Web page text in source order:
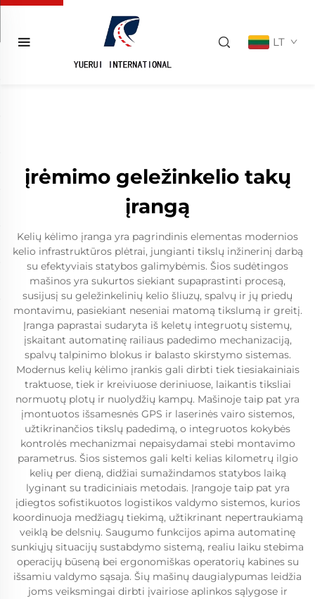
LT
įrėmimo geležinkelio takų
įrangą
Kelių kėlimo įranga yra pagrindinis elementas modernios
kelio infrastruktūros plėtrai, jungianti tikslų inžinerinį darbą
su efektyviais statybos galimybėmis. Šios sudėtingos
mašinos yra sukurtos siekiant supaprastinti procesą,
susijusį su geležinkelinių kelio šliuzų, spalvų ir jų priedų
montavimu, pasiekiant neseniai matomą tikslumą ir greitį.
Įranga paprastai sudaryta iš keletų integruotų sistemų,
įskaitant automatinę railiaus padedimo mechanizaciją,
spalvų talpinimo blokus ir balasto skirstymo sistemas.
Modernus kelių kėlimo įrankis gali dirbti tiek tiesiakainiais
traktuose, tiek ir kreiviuose deriniuose, laikantis tiksliai
normuotų plotų ir nuolydžių kampų. Mašinoje taip pat yra
įmontuotos išsamesnės GPS ir laserinės vairo sistemos,
užtikrinančios tikslų padedimą, o integruotos kokybės
kontrolės mechanizmai nepaisydamai stebi montavimo
parametrus. Šios sistemos gali kelti kelias kilometrų ilgio
kelių per dieną, didžiai sumažindamos statybos laiką
lyginant su tradiciniais metodais. Įrangoje taip pat yra
įdiegtos sofistikuotos logistikos valdymo sistemos, kurios
koordinuoja medžiagų tiekimą, užtikrinant nepertraukiamą
veiklą be delsnių. Saugumo funkcijos apima automatinę
sunkiųjų situacijų sustabdymo sistemą, realiu laiku stebima
operacijų būseną bei ergonomiškas operatorių kabines su
išsamiu valdymo sąsaja. Šių mašinų daugialypumas leidžia
joms veiksmingai dirbti įvairiose aplinkos sąlygose ir